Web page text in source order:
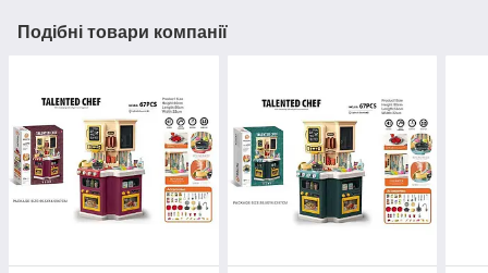
Подібні товари компанії